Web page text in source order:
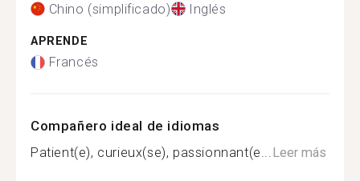
Chino (simplificado) Inglés
APRENDE
Francés
Compañero ideal de idiomas
Patient(e), curieux(se), passionnant(e...Leer más